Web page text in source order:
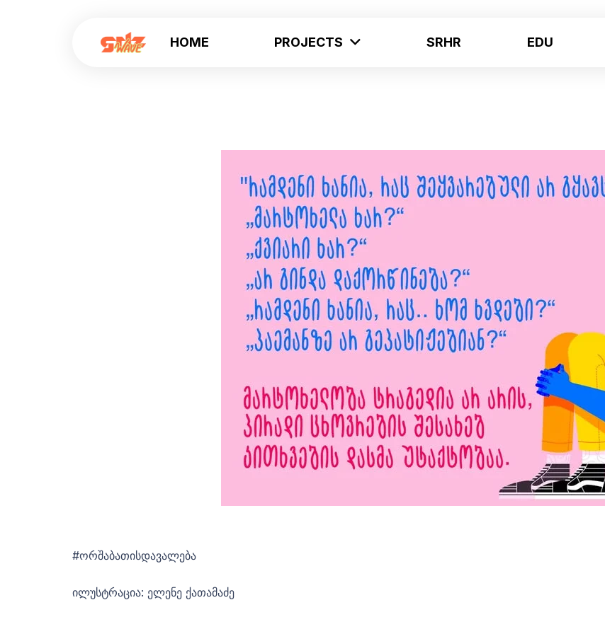
HOME PROJECTS SRHR EDU
#ორშაბათისდავალება
ილუსტრაცია: ელენე ქათამაძე